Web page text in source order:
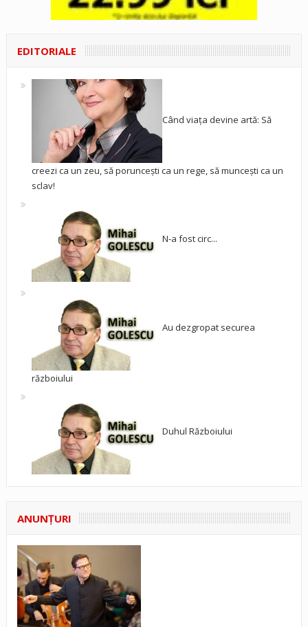
EDITORIALE
Când viața devine artă: Să
creezi ca un zeu, să poruncești ca un rege, să muncești ca un
sclav!
N-a fost circ...
Au dezgropat securea
războiului
Duhul Războiului
ANUNŢURI